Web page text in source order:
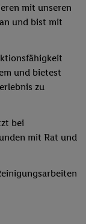
mit unseren
und bist mit
und bietest
zu
bei
mit Rat und